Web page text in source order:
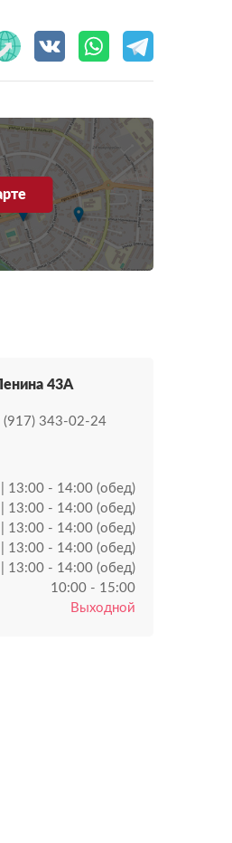
43А
(917) 343-02-24
13:00 - 14:00 (обед)
13:00 - 14:00 (обед)
13:00 - 14:00 (обед)
13:00 - 14:00 (обед)
13:00 - 14:00 (обед)
10:00 - 15:00
Выходной